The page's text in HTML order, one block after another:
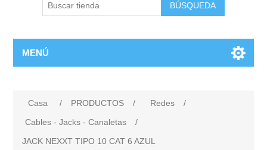
BÚSQUEDA
MENÚ
Casa / PRODUCTOS / Redes
/
Cables - Jacks - Canaletas
/
JACK NEXXT TIPO 10 CAT 6 AZUL